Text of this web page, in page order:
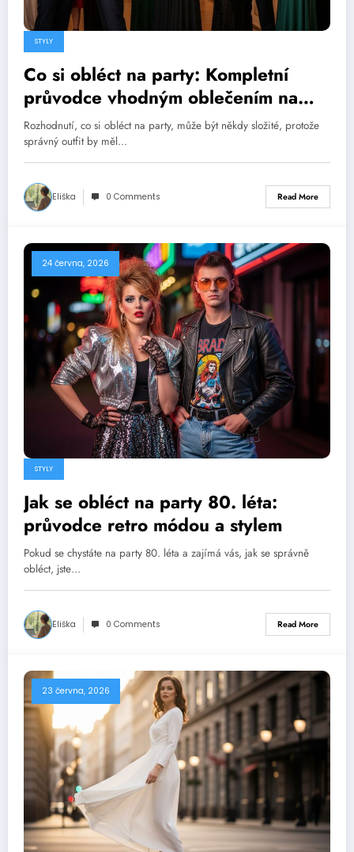
STYLY
Co si obléct na party: Kompletní
průvodce vhodným oblečením na
společenské události
Rozhodnutí, co si obléct na party, může být někdy složité, protože
správný outfit by měl…
Eliška 0 Comments Read More
24 června, 2026
STYLY
Jak se obléct na party 80. léta:
průvodce retro módou a stylem
Pokud se chystáte na party 80. léta a zajímá vás, jak se správně
obléct, jste…
Eliška 0 Comments Read More
23 června, 2026